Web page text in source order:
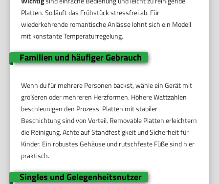
Platten. So läuft das Frühstück stressfrei ab. Für
wiederkehrende romantische Anlässe lohnt sich ein Modell
mit konstante Temperaturregelung.
Familien und häufiger Gebrauch
Wenn du für mehrere Personen backst, wähle ein Gerät mit
größeren oder mehreren Herzformen. Höhere Wattzahlen
beschleunigen den Prozess. Platten mit stabiler
Beschichtung sind von Vorteil. Removable Platten erleichtern
die Reinigung. Achte auf Standfestigkeit und Sicherheit für
Kinder. Ein robustes Gehäuse und rutschfeste Füße sind hier
praktisch.
Singles und Gelegenheitsnutzer